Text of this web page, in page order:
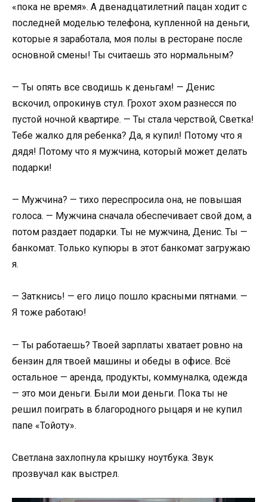
«пока не время». А двенадцатилетний пацан ходит с
последней моделью телефона, купленной на деньги,
которые я заработала, моя полы в ресторане после
основной смены! Ты считаешь это нормальным?
— Ты опять все сводишь к деньгам! — Денис
вскочил, опрокинув стул. Грохот эхом разнесся по
пустой ночной квартире. — Ты стала черствой, Светка!
Тебе жалко для ребенка? Да, я купил! Потому что я
дядя! Потому что я мужчина, который может делать
подарки!
— Мужчина? — тихо переспросила она, не повышая
голоса. — Мужчина сначала обеспечивает свой дом, а
потом раздает подарки. Ты не мужчина, Денис. Ты —
банкомат. Только купюры в этот банкомат загружаю
я.
— Заткнись! — его лицо пошло красными пятнами. —
Я тоже работаю!
— Ты работаешь? Твоей зарплаты хватает ровно на
бензин для твоей машины и обеды в офисе. Всё
остальное — аренда, продукты, коммуналка, одежда
— это мои деньги. Были мои деньги. Пока ты не
решил поиграть в благородного рыцаря и не купил
папе «Тойоту».
Светлана захлопнула крышку ноутбука. Звук
прозвучал как выстрел.